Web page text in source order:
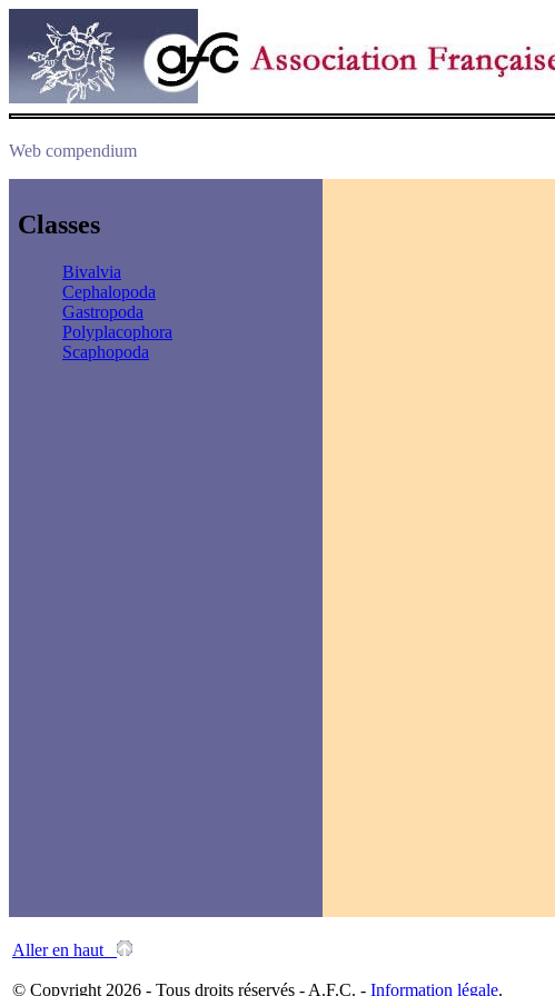
Web compendium
Classes
Bivalvia
Cephalopoda
Gastropoda
Polyplacophora
Scaphopoda
Aller en haut
© Copyright 2026 - Tous droits réservés - A.F.C. - Information légale.